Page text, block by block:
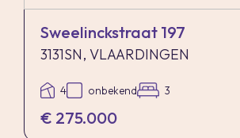
Sweelinckstraat 197
3131SN, VLAARDINGEN
4 onbekend 3
€ 275.000